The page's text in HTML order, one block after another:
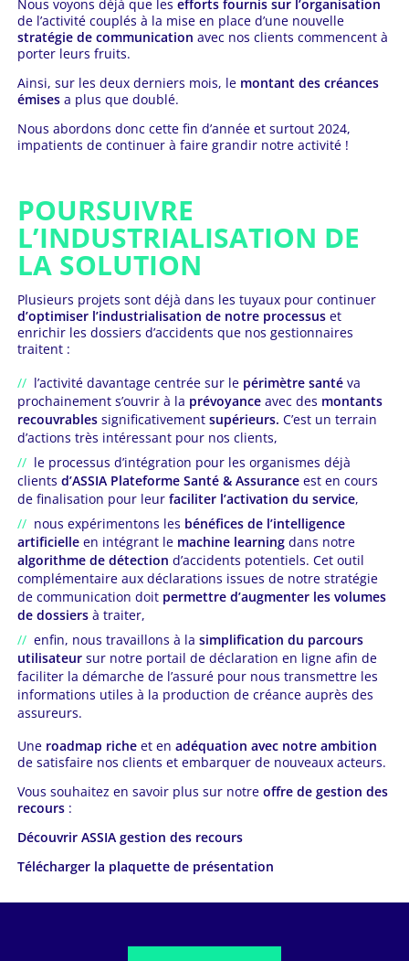
Nous voyons déjà que les efforts fournis sur l’organisation
de l’activité couplés à la mise en place d’une nouvelle
stratégie de communication avec nos clients commencent à
porter leurs fruits.
Ainsi, sur les deux derniers mois, le montant des créances
émisesa plus que doublé.
Nous abordons donc cette fin d’année et surtout 2024,
impatients de continuer à faire grandir notre activité !
POURSUIVRE
L’INDUSTRIALISATION DE
LA SOLUTION
Plusieurs projets sont déjà dans les tuyaux pour continuer
d’optimiser l’industrialisation de notre processuset
enrichir les dossiers d’accidents que nos gestionnaires
traitent :
l’activité davantage centrée sur le périmètre santéva
prochainement s’ouvrir à la prévoyanceavec des montants
recouvrablessignificativement supérieurs. C’est un terrain
d’actions très intéressant pour nos clients,
le processus d’intégration pour les organismes déjà
clients d’ASSIA Plateforme Santé & Assuranceest en cours
de finalisation pour leur faciliter l’activation du service,
nous expérimentons les bénéfices de l’intelligence
artificielleen intégrant le machine learningdans notre
algorithme de détection d’accidents potentiels. Cet outil
complémentaire aux déclarations issues de notre stratégie
de communication doit permettre d’augmenter les volumes
de dossiersà traiter,
enfin, nous travaillons à la simplification du parcours
utilisateursur notre portail de déclaration en ligne afin de
faciliter la démarche de l’assuré pour nous transmettre les
informations utiles à la production de créance auprès des
assureurs.
Une roadmap richeet en adéquation avec notre ambition
de satisfaire nos clients et embarquer de nouveaux acteurs.
Vous souhaitez en savoir plus sur notre offre de gestion des
recours:
Découvrir ASSIA gestion des recours
Télécharger la plaquette de présentation